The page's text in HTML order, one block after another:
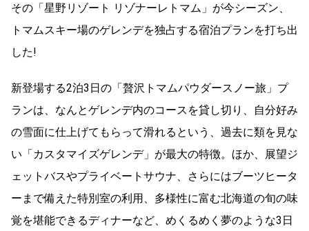
その「星野リゾート リゾナーレトマム」が今シーズン、
トマムスキー場のゲレンデを独占する宿泊プランを打ち出
した!
新登場する2泊3日の「贅沢トマムパウダースノー旅」プ
ランは、なんとゲレンデ内のコースを貸し切り、自分好み
の雪面に仕上げてもらって滑れるという、過去に類を見な
い「カスタマイズゲレンデ」が最大の特徴。ほか、展望ジ
ェットバスやプライベートサウナ、さらにはブーツヒータ
ーまで備えた特別室の利用、多様性に富む北海道の旬の味
覚を堪能できるディナーなど、めくるめく夢のような3日